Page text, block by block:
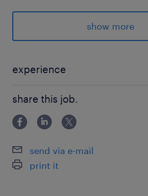
＊～～～～～～～～～～～～～＊
輸入ワインを扱う倉庫
最寄駅
京浜東北線、東海道線、南武線／
30分）
京浜東北線、鶴見線／鶴見駅（車
show more
experience
クある方も大歓迎！ ・安全講習など
とした研修があるので安心です。
share this job.
send via e-mail
print it